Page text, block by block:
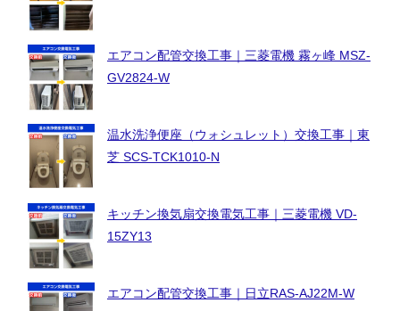
エアコン配管交換工事｜三菱電機 霧ヶ峰 MSZ-
GV2824-W
温水洗浄便座（ウォシュレット）交換工事｜東
芝 SCS-TCK1010-N
キッチン換気扇交換電気工事｜三菱電機 VD-
15ZY13
エアコン配管交換工事｜日立RAS-AJ22M-W